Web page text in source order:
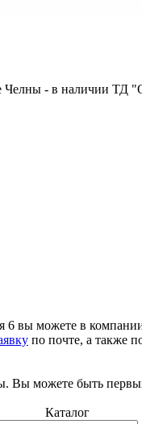
- в наличии ТД
6 вы можете в
по почте, а также
Вы можете быть
Каталог